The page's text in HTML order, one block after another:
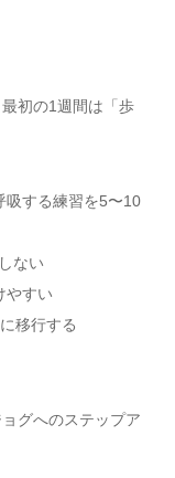
初の1週間は「歩
吸する練習を5〜10
ない
やすい
移行する
グへのステップア